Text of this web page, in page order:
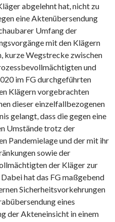
abgelehnt hat, nicht zu
eine Aktenübersendung
Umfang der
mit den Klägern
kurze Wegstrecke zwischen
und
im FG durchgeführten
Klägern vorgebrachten
dieser einzelfallbezogenen
gelangt, dass die gegen eine
Umstände trotz der
Pandemielage und der mit ihr
sowie der
der Kläger zur
hat das FG maßgebend
Sicherheitsvorkehrungen
eines
der Akteneinsicht in einem